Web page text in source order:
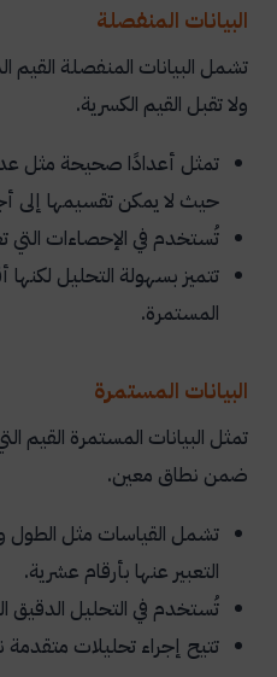
البيانات المنفصلة
تشمل البيانات المنفصلة
ولا تقبل القيم الكسرية.
تمثل أعدادًا صحيحة مثل
حيث لا يمكن تقسيمها إلى
تُستخدم في الإحصاءات التي
تتميز بسهولة التحليل لكنها
المستمرة.
البيانات المستمرة
تمثل البيانات المستمرة القيم
ضمن نطاق معين.
تشمل القياسات مثل الطول
التعبير عنها بأرقام عشرية.
تُستخدم في التحليل
تتيح إجراء تحليلات متقدمة